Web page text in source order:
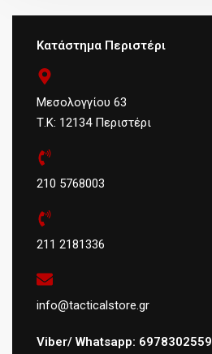
Κατάστημα Περιστέρι
Μεσολογγίου 63
Τ.Κ: 12134 Περιστέρι
210 5768003
211 2181336
info@tacticalstore.gr
Viber/ Whatsapp: 6978302559